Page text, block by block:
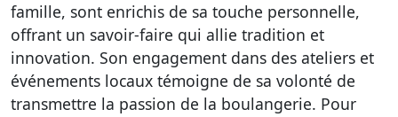
famille, sont enrichis de sa touche personnelle,
offrant un savoir-faire qui allie tradition et
innovation. Son engagement dans des ateliers et
événements locaux témoigne de sa volonté de
transmettre la passion de la boulangerie. Pour